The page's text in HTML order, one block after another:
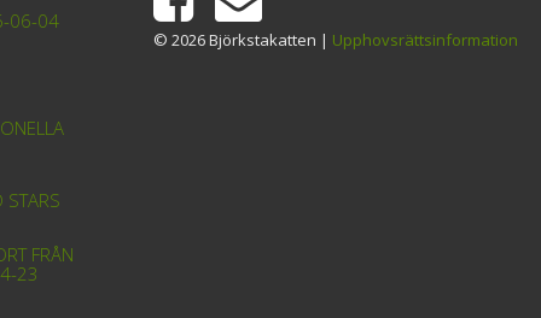
06-04
STARS
FRÅN
23
© 2026 Björkstakatten | Upphovsrättsinformation